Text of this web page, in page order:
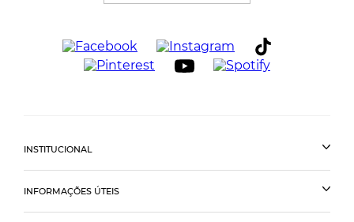
INSTITUCIONAL
INFORMAÇÕES ÚTEIS